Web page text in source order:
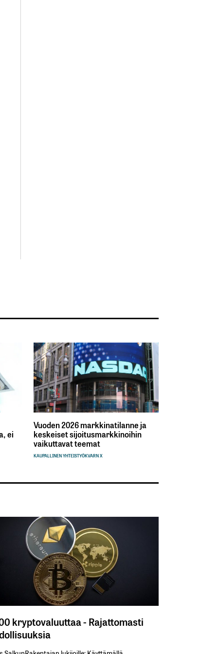
ei
Vuoden 2026 markkinatilanne ja
keskeiset sijoitusmarkkinoihin
vaikuttavat teemat
KAUPALLINEN YHTEISTYÖKVARN X
kryptovaluuttaa - Rajattomasti